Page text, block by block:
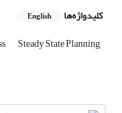
کلیدواژه‌ها English
Steady State Planning